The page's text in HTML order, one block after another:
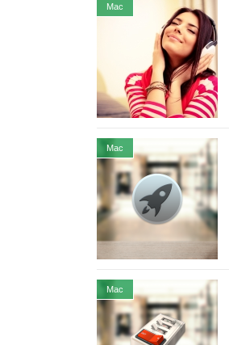
Mac
Mac
Mac